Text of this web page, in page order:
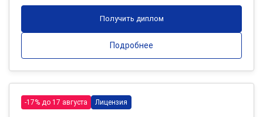
Получить диплом
Подробнее
-17% до 17 августа Лицензия